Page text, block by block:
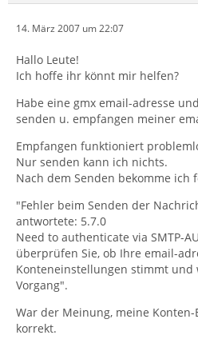
14. März 2007 um 22:07
Hallo Leute!
Ich hoffe ihr könnt mir helfen?
Habe eine gmx email-adresse
senden u. empfangen meiner
Empfangen funktioniert
Nur senden kann ich nichts.
Nach dem Senden bekomme ich
"Fehler beim Senden der
antwortete: 5.7.0
Need to authenticate via SMTP-
überprüfen Sie, ob Ihre email-
Konteneinstellungen stimmt und
Vorgang".
War der Meinung, meine
korrekt.